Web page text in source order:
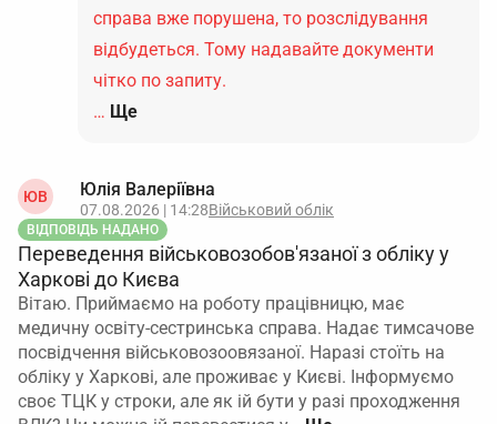
справа вже порушена, то розслідування
відбудеться. Тому надавайте документи
чітко по запиту.
… Ще
ЮВ Юлія Валеріївна
07.08.2026 | 14:28Військовий облік
ВІДПОВІДЬ НАДАНО
Переведення військовозобов'язаної з обліку у
Харкові до Києва
Вітаю. Приймаємо на роботу працівницю, має
медичну освіту-сестринська справа. Надає тимсачове
посвідчення військовозоовязаної. Наразі стоїть на
обліку у Харкові, але проживає у Києві. Інформуємо
своє ТЦК у строки, але як ій бути у разі проходження